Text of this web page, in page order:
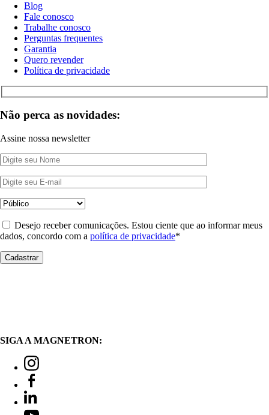
Blog
Fale conosco
Trabalhe conosco
Perguntas frequentes
Garantia
Quero revender
Política de privacidade
Não perca as novidades:
Assine nossa newsletter
Desejo receber comunicações. Estou ciente que ao informar meus
dados, concordo com a política de privacidade*
SIGA A MAGNETRON: